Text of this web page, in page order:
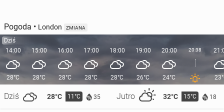
Pogoda • London ZMIANA
Dziś
14:00
28°C
Dziś 28°C 11°C 35 Jutro 32°C 15°C 18
15:00
28°C
16:00
28°C
17:00
28°C
18:00
28°C
19:00
26°C
20:00
24°C
20:38